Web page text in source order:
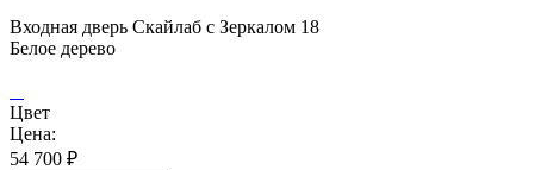
Входная дверь Скайлаб с Зеркалом 18
Белое дерево
Цвет
Цена:
54 700 ₽